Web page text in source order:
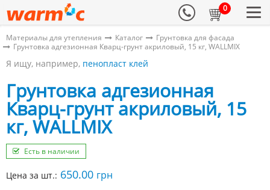
0
Материалы для утепления Каталог
Грунтовка для фасада
Грунтовка адгезионная Кварц-грунт акриловый, 15 кг, WALLMIX
Я ищу, например, пенопласт клей
Грунтовка адгезионная
Кварц-грунт акриловый, 15
кг, WALLMIX
Есть в наличии
Цена за шт.: 650.00 грн